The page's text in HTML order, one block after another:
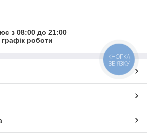
з 08:00 до 21:00
роботи
КНОПКА
ЗВ'ЯЗКУ